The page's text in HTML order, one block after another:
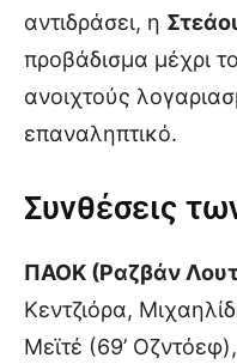
αντιδράσει, η
προβάδισμα μέχρι
ανοιχτούς
επαναληπτικό.
Συνθέσεις
ΠΑΟΚ (Ραζβάν
Κεντζιόρα,
Μεϊτέ (69’